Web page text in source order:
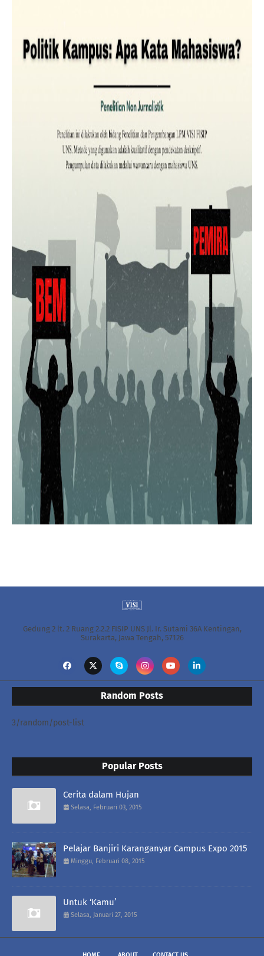
Gedung 2 lt. 2 Ruang 2.2.2 FISIP UNS Jl. Ir. Sutami 36A Kentingan,
Surakarta, Jawa Tengah, 57126
Random Posts
3/random/post-list
Popular Posts
Cerita dalam Hujan
Selasa, Februari 03, 2015
Pelajar Banjiri Karanganyar Campus Expo 2015
Minggu, Februari 08, 2015
Untuk ‘Kamu’
Selasa, Januari 27, 2015